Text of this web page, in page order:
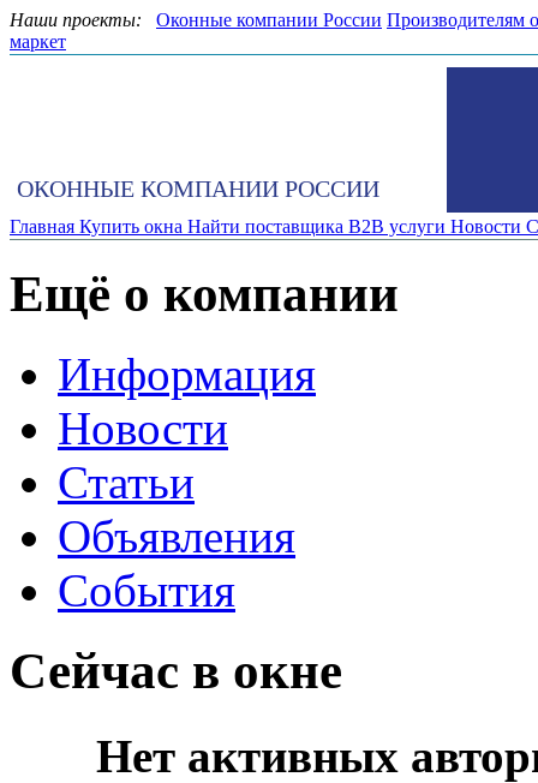
Наши проекты: Оконные компании России Производителям
маркет
ОКОННЫЕ КОМПАНИИ РОССИИ
Главная Купить окна Найти поставщика B2B услуги Новости
Ещё о компании
Информация
Новости
Статьи
Объявления
События
Сейчас в окне
Нет активных